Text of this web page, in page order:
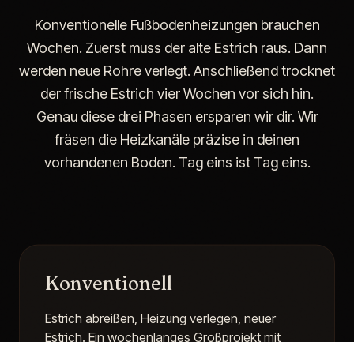
Konventionelle Fußbodenheizungen brauchen
Wochen. Zuerst muss der alte Estrich raus. Dann
werden neue Rohre verlegt. Anschließend trocknet
der frische Estrich vier Wochen vor sich hin.
Genau diese drei Phasen ersparen wir dir. Wir
fräsen die Heizkanäle präzise in deinen
vorhandenen Boden. Tag eins ist Tag eins.
Konventionell
Estrich abreißen, Heizung verlegen, neuer
Estrich. Ein wochenlanges Großprojekt mit